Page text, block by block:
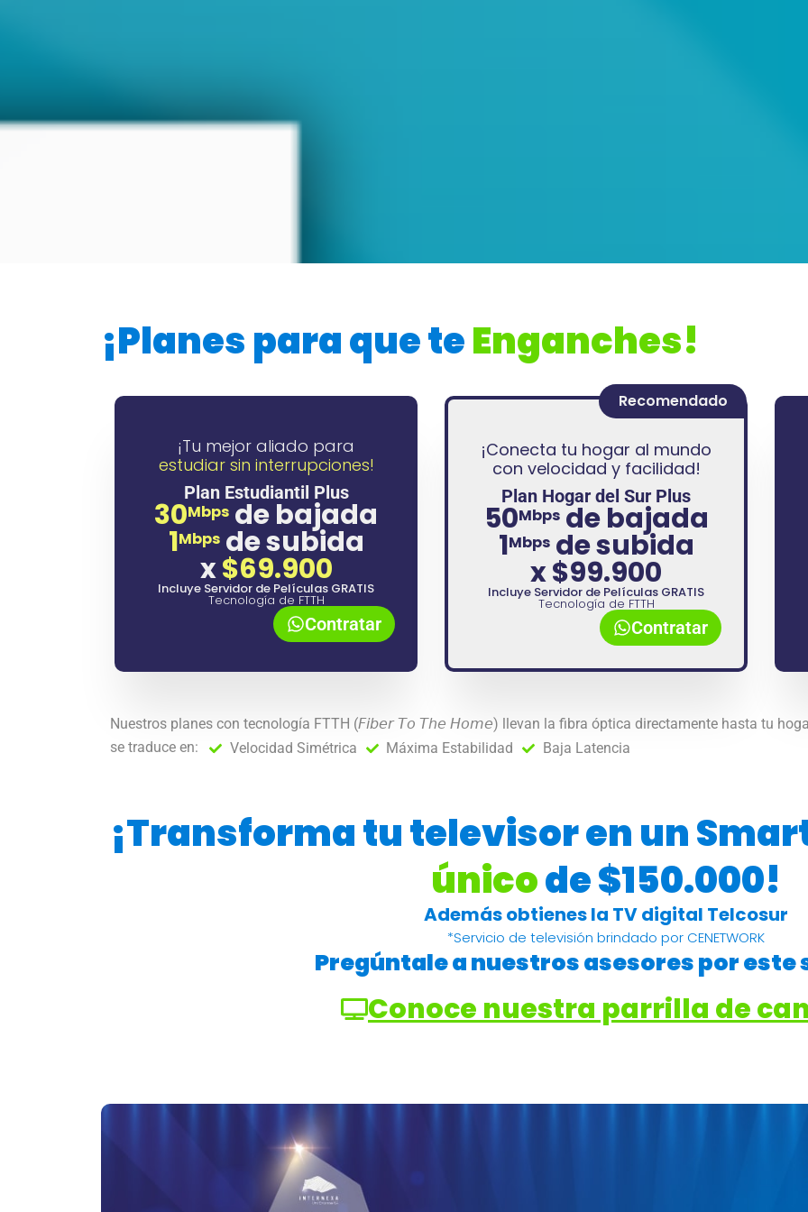
¡Planes para que teEnganches!
¡Tu mejor aliado para
estudiar sin interrupciones!
Plan Estudiantil Plus
30Mbps de bajada
1Mbpsde subida
x$69.900
Incluye Servidor de Películas GRATIS
Tecnología de FTTH
Contratar
¡Conecta tu hogar al mundo
con velocidad y facilidad!
Plan Hogar del Sur Plus
50Mbpsde bajada
1Mbpsde subida
x$99.900
Incluye Servidor de Películas GRATIS
Tecnología de FTTH
Contratar
Recomendado
Nuestros planes con tecnología FTTH (𝘍𝘪𝘣𝘦𝘳 𝘛𝘰 𝘛𝘩𝘦 𝘏𝘰𝘮𝘦) llevan la fibra óptica directamente hasta tu
se traduce en:⁣
Velocidad Simétrica Máxima Estabilidad Baja Latencia
¡Transforma tu televisor en un
únicode $150.000!
Además obtienes la TV digital Telcosur
*Servicio de televisión brindado por CENETWORK
Pregúntale a nuestros asesores por este
Conoce nuestra parrilla de